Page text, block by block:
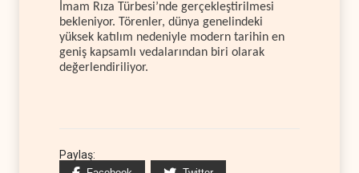
İmam Rıza Türbesi’nde gerçekleştirilmesi
bekleniyor. Törenler, dünya genelindeki
yüksek katılım nedeniyle modern tarihin en
geniş kapsamlı vedalarından biri olarak
değerlendiriliyor.
Paylaş: